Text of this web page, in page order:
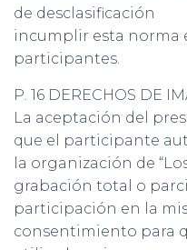
de desclasificación
incumplir esta norma
participantes.
P. 16 DERECHOS DE
La aceptación del
que el participante
la organización de
grabación total o
participación en la
consentimiento para